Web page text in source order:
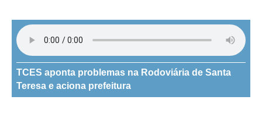
TCES aponta problemas na Rodoviária de Santa
Teresa e aciona prefeitura